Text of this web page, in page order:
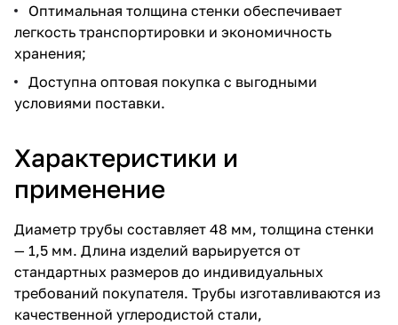
Оптимальная толщина стенки обеспечивает
легкость транспортировки и экономичность
хранения;
Доступна оптовая покупка с выгодными
условиями поставки.
Характеристики и
применение
Диаметр трубы составляет 48 мм, толщина стенки
— 1,5 мм. Длина изделий варьируется от
стандартных размеров до индивидуальных
требований покупателя. Трубы изготавливаются из
качественной углеродистой стали,